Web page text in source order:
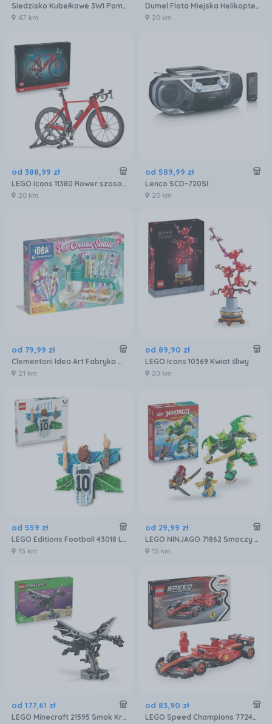
Siedzisko Kubełkowe 3W1 Pomarańczowe
47 km
Dumel Flota Miejska Helikopter Strażacki 63921
20 km
od 388,99 zł
LEGO Icons 11380 Rower szosowy
20 km
od 589,99 zł
Lenco SCD-720SI
20 km
od 79,99 zł
Clementoni Idea Art Fabryka Długopisów
21 km
od 89,90 zł
LEGO Icons 10369 Kwiat śliwy
20 km
od 559 zł
LEGO Editions Football 43018 Lionel Messi — cieszynka
15 km
od 29,99 zł
LEGO NINJAGO 71862 Smoczy mech Lloyda — zestaw bitewny
15 km
od 177,61 zł
LEGO Minecraft 21595 Smok Kresu
od 83,90 zł
LEGO Speed Champions 77242 Bolid F1 Ferrari SF-24